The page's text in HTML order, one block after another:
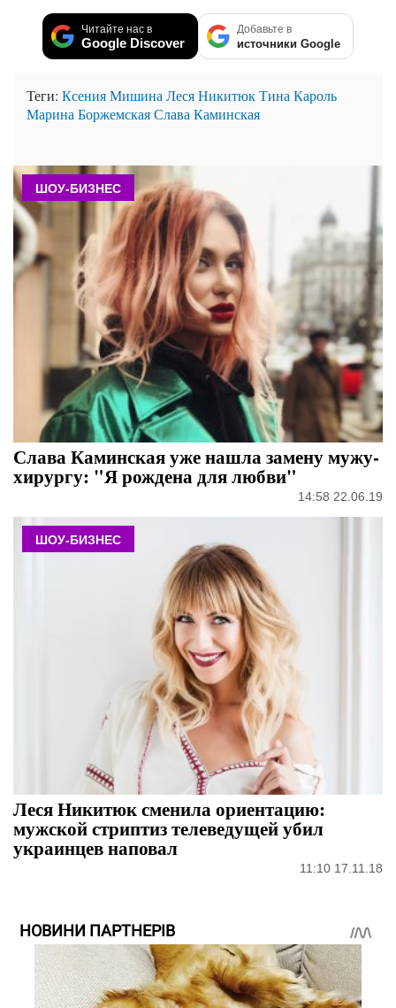
Читайте нас в
Google Discover
Добавьте в
источники Google
Теги: Ксения Мишина Леся НикитюкТина Кароль
Марина БоржемскаяСлава Каминская
ШОУ-БИЗНЕС
Слава Каминская уже нашла замену мужу-
хирургу: "Я рождена для любви"
14:58 22.06.19
ШОУ-БИЗНЕС
Леся Никитюк сменила ориентацию:
мужской стриптиз телеведущей убил
украинцев наповал
11:10 17.11.18
НОВИНИ ПАРТНЕРІВ